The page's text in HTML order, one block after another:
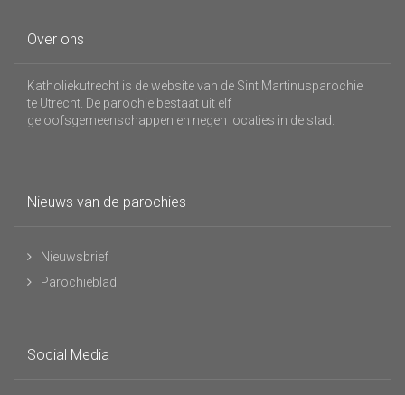
Over ons
Katholiekutrecht is de website van de Sint Martinusparochie
te Utrecht. De parochie bestaat uit elf
geloofsgemeenschappen en negen locaties in de stad.
Nieuws van de parochies
Nieuwsbrief
Parochieblad
Social Media